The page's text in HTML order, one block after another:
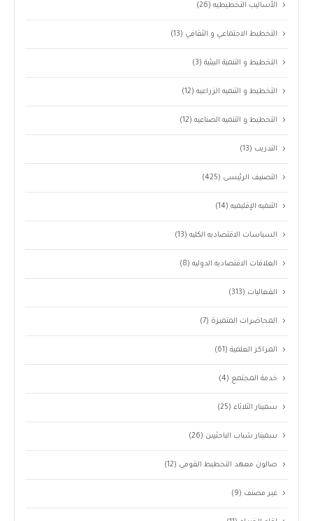
الأساليب التخطيطيه(26)
التخطيط الاجتماعي و الثقافي (13)
التخطيط و التنمية البيئية(3)
التخطيط و التنميه الزراعيه(12)
التخطيط و التنميه الصناعيه(12)
التدريب (13)
التصنيف الرئيسى (425)
التنميه الإقليميه(14)
السياسات الاقتصاديه الكليه(13)
العلاقات الاقتصاديه الدوليه(8)
الفعاليات (313)
المحاضرات المتميزة (7)
المراكز العلمية(61)
خدمة المجتمع (4)
سمينار الثلاثاء(25)
سمينار شباب الباحثيين (26)
صالون معهد التخطيط القومى (12)
غير مصنف (9)